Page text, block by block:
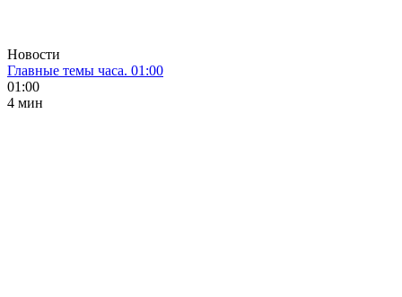
Новости
Главные темы часа. 01:00
01:00
4 мин